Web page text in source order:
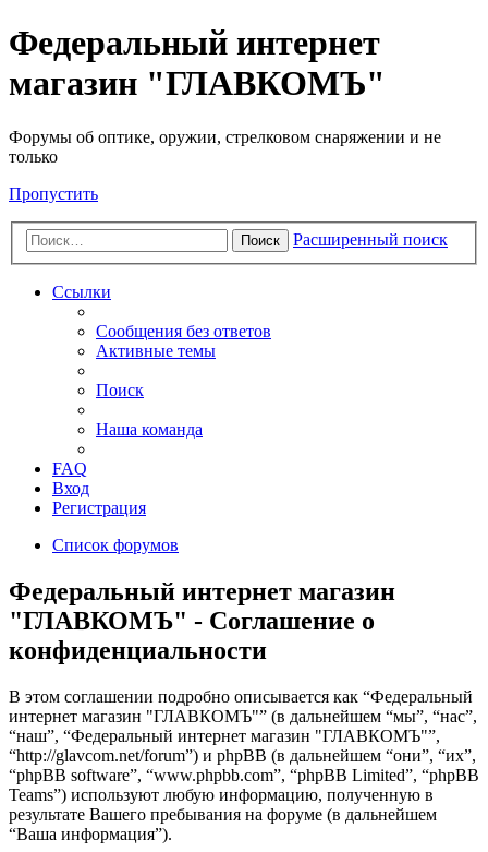
Федеральный интернет
магазин "ГЛАВКОМЪ"
Форумы об оптике, оружии, стрелковом снаряжении и не
только
Пропустить
Поиск Расширенный поиск
Ссылки
Сообщения без ответов
Активные темы
Поиск
Наша команда
FAQ
Вход
Регистрация
Список форумов
Федеральный интернет магазин
"ГЛАВКОМЪ" - Соглашение о
конфиденциальности
В этом соглашении подробно описывается как “Федеральный
интернет магазин "ГЛАВКОМЪ"” (в дальнейшем “мы”, “нас”,
“наш”, “Федеральный интернет магазин "ГЛАВКОМЪ"”,
“http://glavcom.net/forum”) и phpBB (в дальнейшем “они”, “их”,
“phpBB software”, “www.phpbb.com”, “phpBB Limited”, “phpBB
Teams”) используют любую информацию, полученную в
результате Вашего пребывания на форуме (в дальнейшем
“Ваша информация”).